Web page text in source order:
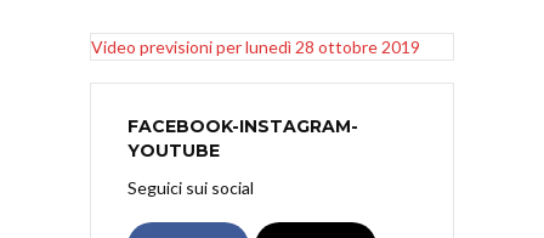
Video previsioni per lunedì 28 ottobre 2019
FACEBOOK-INSTAGRAM-
YOUTUBE
Seguici sui social